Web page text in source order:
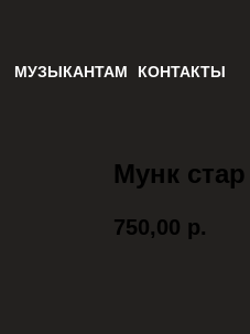
МУЗЫКАНТАМ КОНТАКТЫ
Мунк стар
750,00 р.